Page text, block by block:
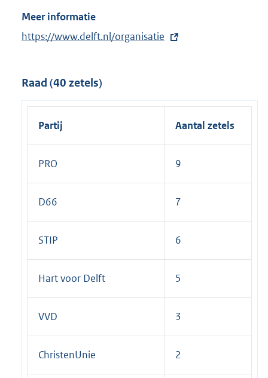
Meer informatie
E
e
r
https://www.delft.nl/organisatie
Raad (40 zetels)
Partij Aantal zetels
PRO 9
D66 7
STIP 6
Hart voor Delft 5
VVD 3
ChristenUnie 2